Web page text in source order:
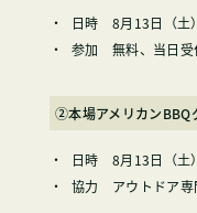
日時 8月13日（土
参加 無料、当日受
②本場アメリカン
日時 8月13日（土
協力 アウトドア専